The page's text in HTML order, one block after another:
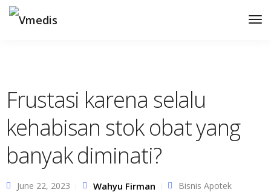
Frustasi karena selalu
kehabisan stok obat yang
banyak diminati?
June 22, 2023 Wahyu Firman Bisnis Apotek